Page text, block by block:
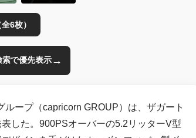
6枚）
で優先表示→
ープ（capricorn GROUP）は、ザガート
した。900PSオーバーの5.2リッターV型